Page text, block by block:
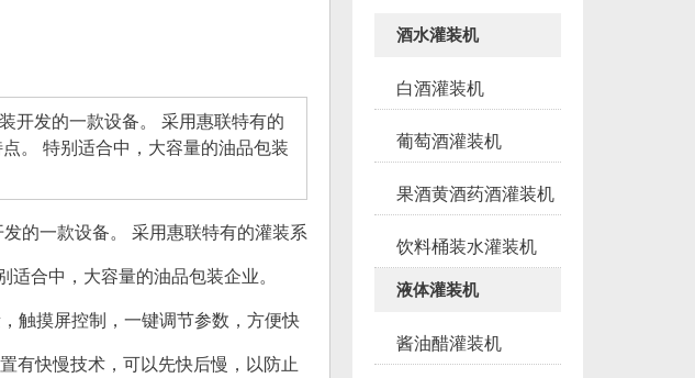
开发的一款设备。 采用惠联特有的
。 特别适合中，大容量的油品包装
的一款设备。 采用惠联特有的灌装系
合中，大容量的油品包装企业。
触摸屏控制，一键调节参数，方便快
有快慢技术，可以先快后慢，以防止
酒水灌装机
白酒灌装机
葡萄酒灌装机
果酒黄酒药酒灌装机
饮料桶装水灌装机
液体灌装机
酱油醋灌装机